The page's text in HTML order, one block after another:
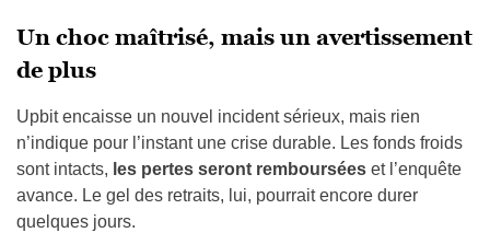
Un choc maîtrisé, mais un avertissement
de plus
Upbit encaisse un nouvel incident sérieux, mais rien
n’indique pour l’instant une crise durable. Les fonds froids
sont intacts, les pertes seront remboursées et l’enquête
avance. Le gel des retraits, lui, pourrait encore durer
quelques jours.